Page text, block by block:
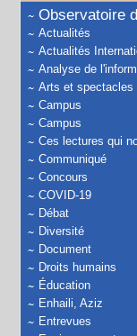
Observatoire
Actualités
Actualités
Analyse de
Arts et spectacles
Campus
Campus
Ces lectures qui
Communiqué
Concours
COVID-19
Débat
Diversité
Document
Droits humains
Éducation
Enhaili, Aziz
Entrevues